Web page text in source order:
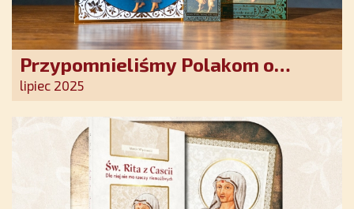
Przypomnieliśmy Polakom o
obecności Anioła Stróża!
lipiec 2025